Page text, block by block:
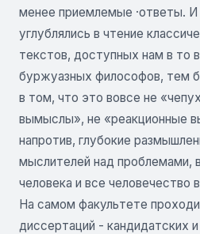
менее приемлемые ·ответы.
углублялись в чтение
текстов, доступных нам в то
буржуазных философов, тем
в том, что это вовсе не
вымыслы», не «реакционные
напротив, глубокие
мыслителей над проблемами,
человека и все человечество
На самом факультете
диссертаций - кандидатских